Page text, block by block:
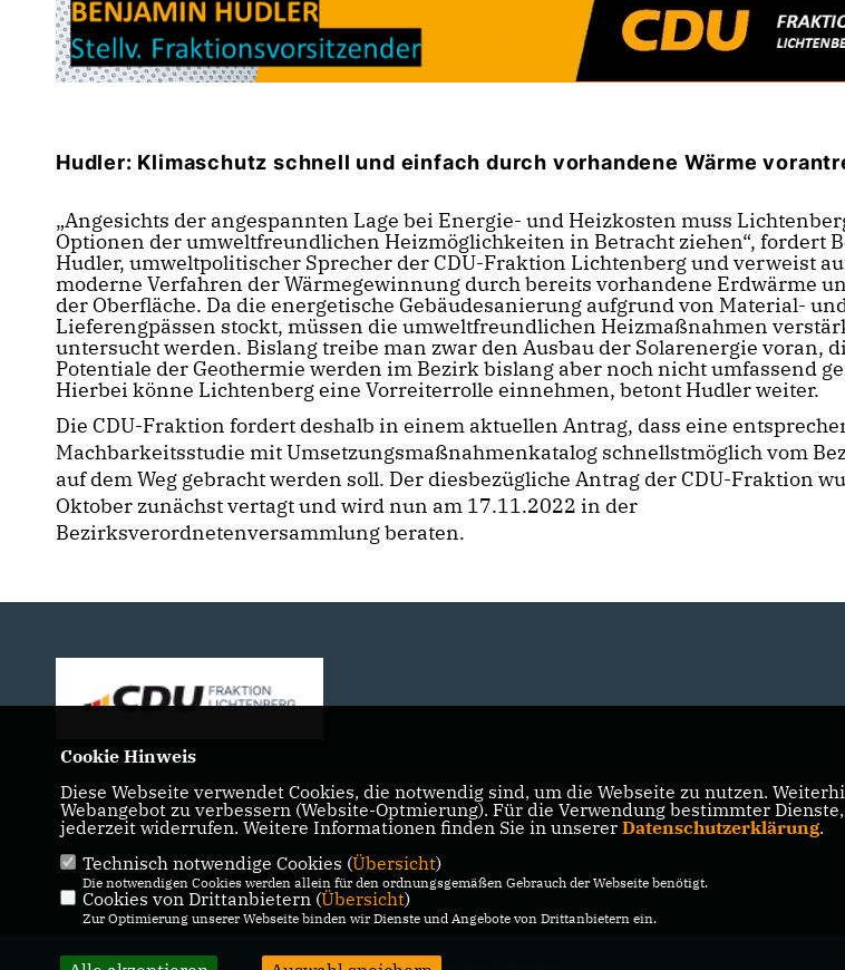
Hudler: Klimaschutz schnell und einfach durch vorhandene Wärme
Angesichts der angespannten Lage bei Energie- und Heizkosten muss
Optionen der umweltfreundlichen Heizmöglichkeiten in Betracht ziehen“, fordert
Hudler, umweltpolitischer Sprecher der CDU-Fraktion Lichtenberg und verweist
moderne Verfahren der Wärmegewinnung durch bereits vorhandene Erdwärme
der Oberfläche. Da die energetische Gebäudesanierung aufgrund von Material-
Lieferengpässen stockt, müssen die umweltfreundlichen Heizmaßnahmen
untersucht werden. Bislang treibe man zwar den Ausbau der Solarenergie voran,
Potentiale der Geothermie werden im Bezirk bislang aber noch nicht umfassend
Hierbei könne Lichtenberg eine Vorreiterrolle einnehmen, betont Hudler weiter.
Die CDU-Fraktion fordert deshalb in einem aktuellen Antrag, dass eine
Machbarkeitsstudie mit Umsetzungsmaßnahmenkatalog schnellstmöglich vom
auf dem Weg gebracht werden soll. Der diesbezügliche Antrag der CDU-Fraktion
Oktober zunächst vertagt und wird nun am 17.11.2022 in der
Bezirksverordnetenversammlung beraten.
IMPRESSUM DATENSCHUTZ KONTAKT
Cookie Hinweis
Diese Webseite verwendet Cookies, die notwendig sind, um die Webseite zu nutzen.
Webangebot zu verbessern (Website-Optmierung). Für die Verwendung bestimmter
jederzeit widerrufen. Weitere Informationen finden Sie in unserer Datenschutzerklärung.
Technisch notwendige Cookies (Übersicht)
Die notwendigen Cookies werden allein für den ordnungsgemäßen Gebrauch der Webseite benötigt.
Cookies von Drittanbietern (Übersicht)
Zur Optimierung unserer Webseite binden wir Dienste und Angebote von Drittanbietern ein.